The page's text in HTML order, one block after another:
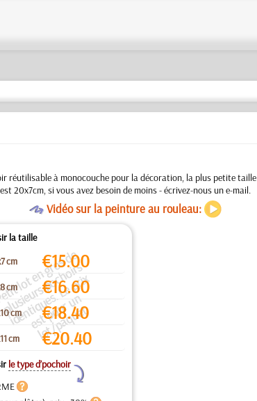
réutilisable à monocouche pour la décoration, la plus petite taille
20x7cm, si vous avez besoin de moins - écrivez-nous un e-mail.
OVidéo sur la peinture au rouleau:
la taille
P
l
e
r
e
c
s
ti
x
o
n
t
cm €15.00
cm €16.60
cm €18.40
cm €20.40
le type d’pochoir
Y